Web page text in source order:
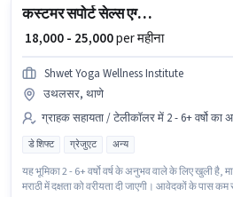
कस्टमर सपोर्ट सेल्स एग्जीक्यूटिव
₹ 18,000 - 25,000per महीना
Shwet Yoga Wellness Institute
उथलसर, थाणे
ग्राहक सहायता / टेलीकॉलर में 2 - 6+ वर्षो का
डे शिफ्ट ग्रेजुएट अन्य
यह भूमिका 2 - 6+ वर्षो वर्ष के अनुभव वाले के लिए खुली है,
मराठी में दक्षता को वरीयता दी जाएगी। आवेदकों के पास